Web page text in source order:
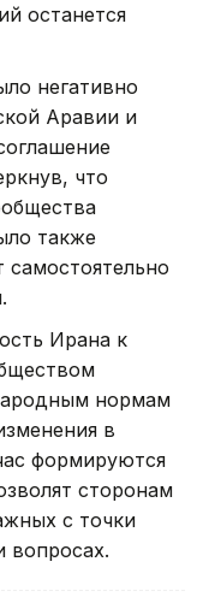
останется
негативно
Аравии и
что
также
самостоятельно
Ирана к
нормам
в
формируются
сторонам
с точки
вопросах.